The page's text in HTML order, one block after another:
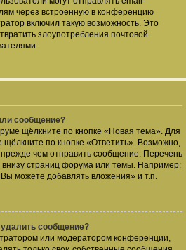
через встроенную в конференцию
включил такую возможность. Это
злоупотребления почтовой
сообщение?
щёлкните по кнопке «Новая тема». Для
по кнопке «Ответить». Возможно,
прежде чем отправить сообщение. Перечень
внизу страниц форума или темы. Например:
можете добавлять вложения» и т.п.
удалить сообщение?
или модератором конференции,